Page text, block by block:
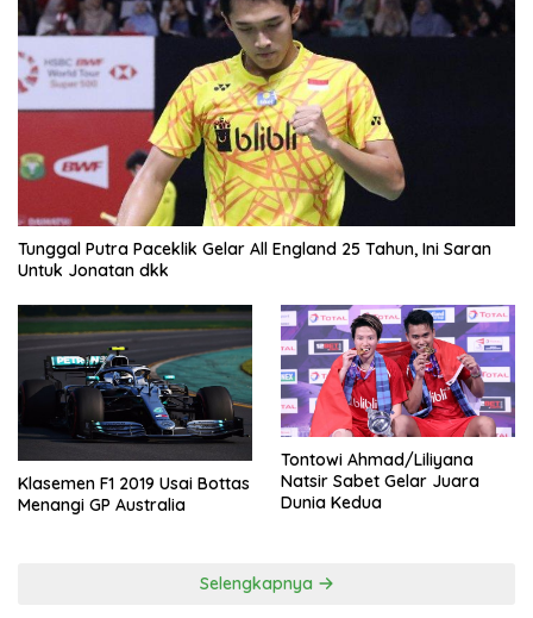
Tunggal Putra Paceklik Gelar All England 25 Tahun, Ini Saran
Untuk Jonatan dkk
Klasemen F1 2019 Usai Bottas
Menangi GP Australia
Tontowi Ahmad/Liliyana
Natsir Sabet Gelar Juara
Dunia Kedua
Selengkapnya